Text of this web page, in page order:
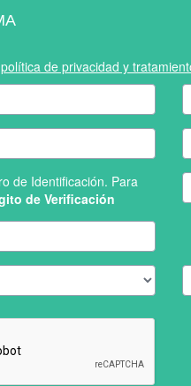
política de privacidad y
de Identificación. Para
de Verificación